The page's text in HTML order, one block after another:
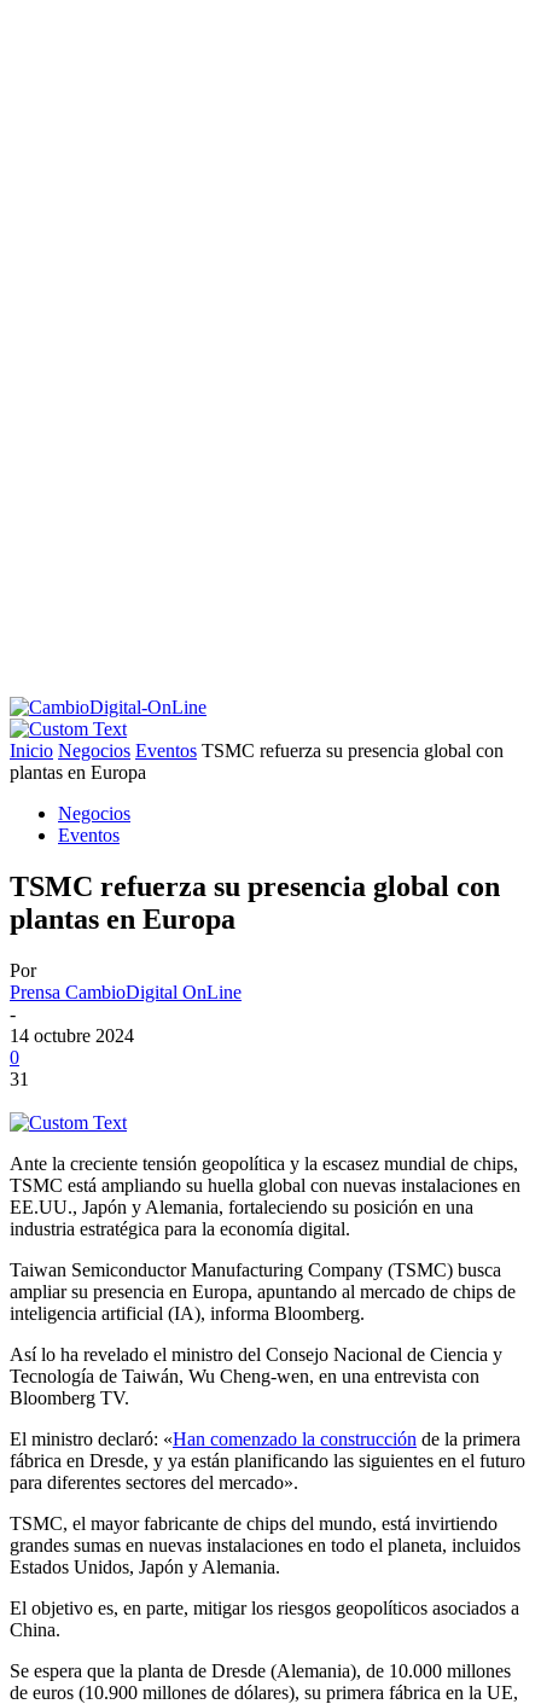
Inicio Negocios Eventos TSMC refuerza su presencia global con
plantas en Europa
Negocios
Eventos
TSMC refuerza su presencia global con
plantas en Europa
Por
Prensa CambioDigital OnLine
-
14 octubre 2024
0
31
Ante la creciente tensión geopolítica y la escasez mundial de chips,
TSMC está ampliando su huella global con nuevas instalaciones en
EE.UU., Japón y Alemania, fortaleciendo su posición en una
industria estratégica para la economía digital.
Taiwan Semiconductor Manufacturing Company (TSMC) busca
ampliar su presencia en Europa, apuntando al mercado de chips de
inteligencia artificial (IA), informa Bloomberg.
Así lo ha revelado el ministro del Consejo Nacional de Ciencia y
Tecnología de Taiwán, Wu Cheng-wen, en una entrevista con
Bloomberg TV.
El ministro declaró: «Han comenzado la construcción de la primera
fábrica en Dresde, y ya están planificando las siguientes en el futuro
para diferentes sectores del mercado».
TSMC, el mayor fabricante de chips del mundo, está invirtiendo
grandes sumas en nuevas instalaciones en todo el planeta, incluidos
Estados Unidos, Japón y Alemania.
El objetivo es, en parte, mitigar los riesgos geopolíticos asociados a
China.
Se espera que la planta de Dresde (Alemania), de 10.000 millones
de euros (10.900 millones de dólares), su primera fábrica en la UE,